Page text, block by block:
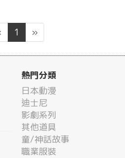
1 »
熱門分類
日本動漫
迪士尼
影劇系列
其他道具
童/神話故事
職業服裝